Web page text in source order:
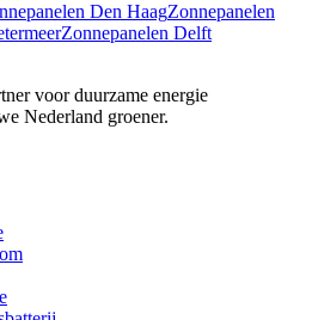
Den HaagZonnepanelen
Zonnepanelen Delft
voor duurzame energie
Nederland groener.